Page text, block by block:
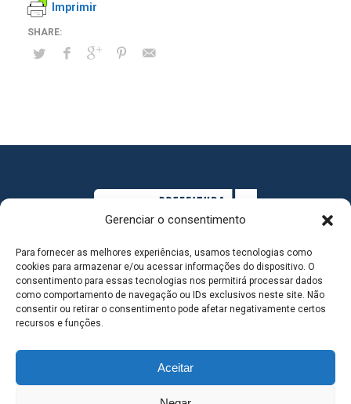
Gerenciar o consentimento
Para fornecer as melhores experiências, usamos tecnologias como
cookies para armazenar e/ou acessar informações do dispositivo. O
consentimento para essas tecnologias nos permitirá processar dados
como comportamento de navegação ou IDs exclusivos neste site. Não
consentir ou retirar o consentimento pode afetar negativamente certos
recursos e funções.
Aceitar
Imprimir
MAPA DO SITE